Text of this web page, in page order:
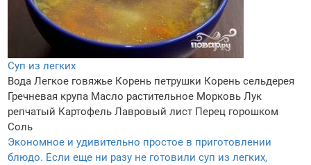
Суп из легких
Вода Легкое говяжье Корень петрушки Корень сельдерея
Гречневая крупа Масло растительное Морковь Лук
репчатый Картофель Лавровый лист Перец горошком
Соль
Экономное и удивительно простое в приготовлении
блюдо. Если еще ни разу не готовили суп из легких,